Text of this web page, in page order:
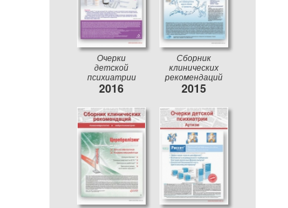
Очерки
детской
психиатрии
2016
Сборник
клинических
рекомендаций
2015